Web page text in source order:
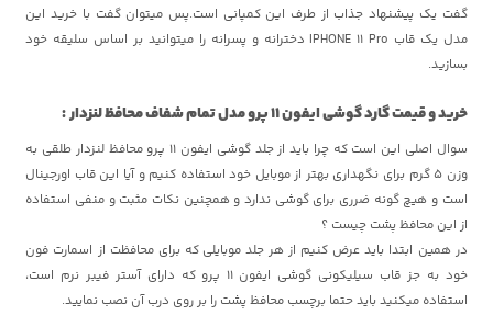
گفت یک پیشنهاد جذاب از طرف این کمپانی است.پس میتوان گفت با خرید این
مدل یک قاب IPHONE 11 Pro دخترانه و پسرانه را میتوانید بر اساس سلیقه خود
بسازید.
خرید و قیمت گارد گوشی ایفون 11 پرو مدل تمام شفاف محافظ لنزدار :
سوال اصلی این است که چرا باید از جلد گوشی ایفون 11 پرو محافظ لنزدار طلقی به
وزن 5 گرم برای نگهداری بهتر از موبایل خود استفاده کنیم و آیا این قاب اورجینال
است و هیچ گونه ضرری برای گوشی ندارد و همچنین نکات مثبت و منفی استفاده
از این محافظ پشت چیست ؟
در همین ابتدا باید عرض کنیم از هر جلد موبایلی که برای محافظت از اسمارت فون
خود به جز قاب سیلیکونی گوشی ایفون 11 پرو که دارای آستر فیبر نرم است،
استفاده میکنید باید حتما برچسب محافظ پشت را بر روی درب آن نصب نمایید.